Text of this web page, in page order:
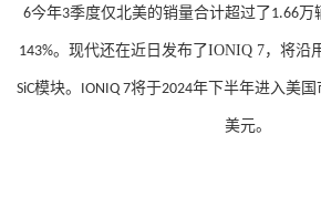
6今年3季度仅北美的销量合计超过了1.66万
143%。 现代还在近日发布了IONIQ 7，将沿
SiC模块。 IONIQ 7将于2024年下半年进入美
美元。